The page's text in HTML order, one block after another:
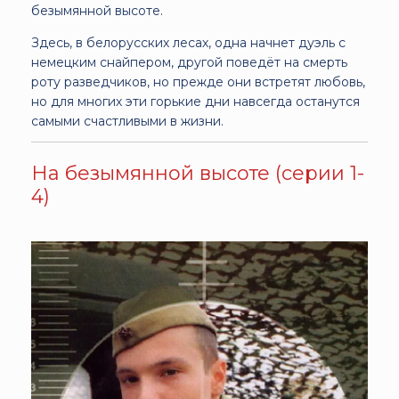
безымянной высоте.
Здесь, в белорусских лесах, одна начнет дуэль с
немецким снайпером, другой поведёт на смерть
роту разведчиков, но прежде они встретят любовь,
но для многих эти горькие дни навсегда останутся
самыми счастливыми в жизни.
На безымянной высоте (серии 1-
4)